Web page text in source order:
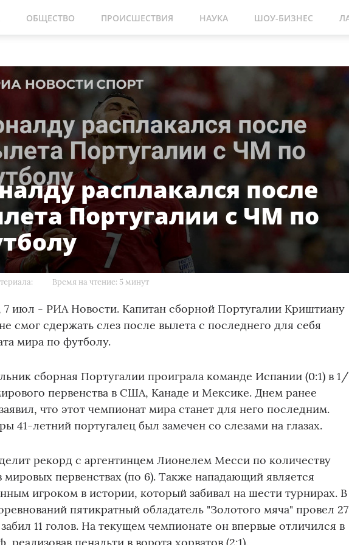
ОБЩЕСТВО ПРОИСШЕСТВИЯ НАУКА ШОУ-БИЗНЕС
расплакался после
Португалии с ЧМ по
Время на чтение: 5 минут
июл - РИА Новости. Капитан сборной Португалии Криштиану
смог сдержать слез после вылета с последнего для себя
мира по футболу.
сборная Португалии проиграла команде Испании (0:1) в
первенства в США, Канаде и Мексике. Днем ранее
что этот чемпионат мира станет для него последним.
41-летний португалец был замечен со слезами на глазах.
рекорд с аргентинцем Лионелем Месси по количеству
мировых первенствах (по 6). Также нападающий является
игроком в истории, который забивал на шести турнирах. В
пятикратный обладатель "Золотого мяча" провел 27
11 голов. На текущем чемпионате он впервые отличился в